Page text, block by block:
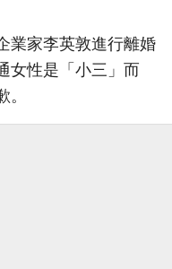
業家李英敦進行離婚
女性是「小三」而